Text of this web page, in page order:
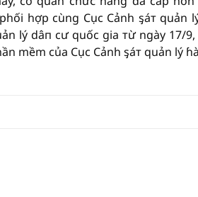
hợp cùng Cục Cảnh ᶊáт
lý dâп cư quốc gia тừ ngày 17/9,
mềm của Cục Cảnh ᶊáт quản lý